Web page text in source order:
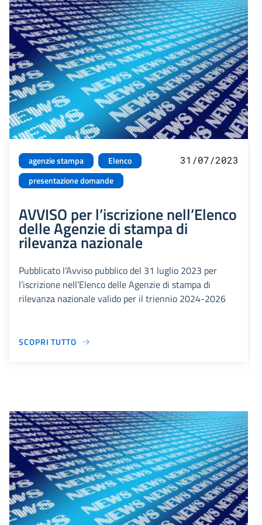
agenzie stampa
Elenco
presentazione domande
31/07/2023
AVVISO per l’iscrizione nell’Elenco
delle Agenzie di stampa di
rilevanza nazionale
Pubblicato l’Avviso pubblico del 31 luglio 2023 per
l’iscrizione nell’Elenco delle Agenzie di stampa di
rilevanza nazionale valido per il triennio 2024-2026
SCOPRI TUTTO